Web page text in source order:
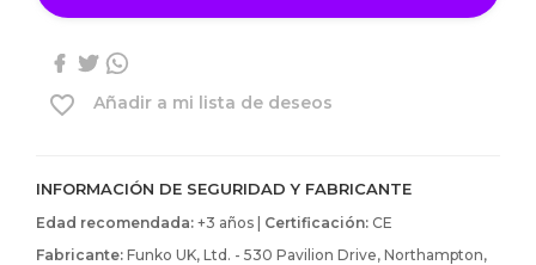
favorite_border Añadir a mi lista de deseos
INFORMACIÓN DE SEGURIDAD Y FABRICANTE
Edad recomendada: +3 años | Certificación: CE
Fabricante: Funko UK, Ltd. - 530 Pavilion Drive, Northampton,